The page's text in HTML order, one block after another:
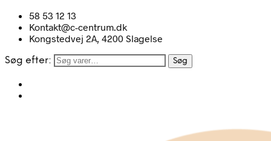
58 53 12 13
Kontakt@c-centrum.dk
Kongstedvej 2A, 4200 Slagelse
Søg efter: Søg